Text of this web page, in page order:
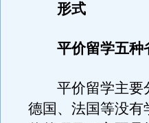
形式
平价留学五种
平价留学主要分
德国、法国等没有